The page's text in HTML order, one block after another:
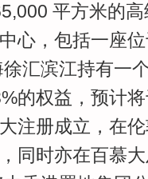
平方米的
心，包括一座
汇滨江持有一
的权益，预计
注册成立，在
同时亦在百慕